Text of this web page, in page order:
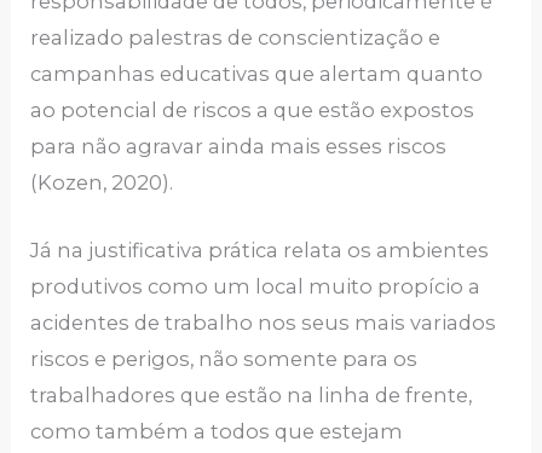
realizado palestras de conscientização e
campanhas educativas que alertam quanto
ao potencial de riscos a que estão expostos
para não agravar ainda mais esses riscos
(Kozen, 2020).
Já na justificativa prática relata os ambientes
produtivos como um local muito propício a
acidentes de trabalho nos seus mais variados
riscos e perigos, não somente para os
trabalhadores que estão na linha de frente,
como também a todos que estejam